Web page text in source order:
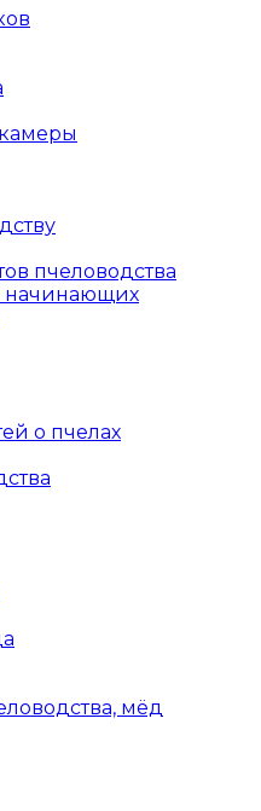
пчеловодства
начинающих
о пчелах
мёд